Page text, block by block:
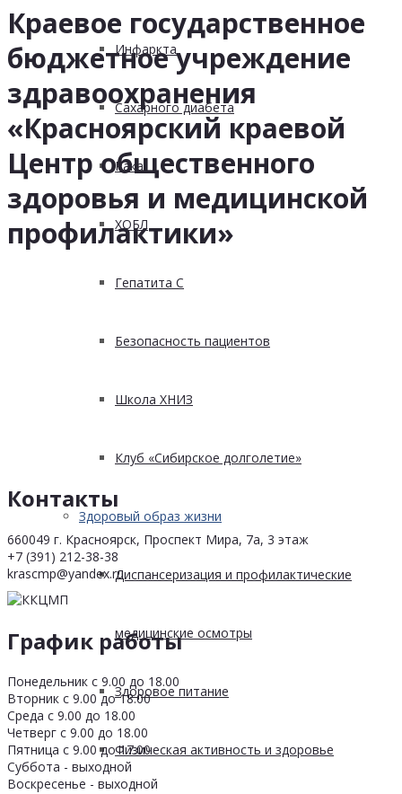
Инфаркта
Сахарного диабета
Рака
ХОБЛ
Гепатита С
Безопасность пациентов
Школа ХНИЗ
Клуб «Сибирское долголетие»
Здоровый образ жизни
Диспансеризация и профилактические
медицинские осмотры
Здоровое питание
Физическая активность и здоровье
Краевое государственное
бюджетное учреждение
здравоохранения
«Красноярский краевой
Центр общественного
здоровья и медицинской
профилактики»
Контакты
660049 г. Красноярск, Проспект Мира, 7а, 3 этаж
+7 (391) 212-38-38
krascmp@yandex.ru
График работы
Понедельник с 9.00 до 18.00
Вторник с 9.00 до 18.00
Среда с 9.00 до 18.00
Четверг с 9.00 до 18.00
Пятница с 9.00 до 17.00
Суббота - выходной
Воскресенье - выходной